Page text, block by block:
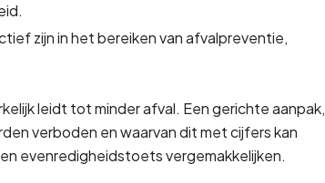
zijn in het bereiken van afvalpreventie,
leidt tot minder afval. Een gerichte aanpak,
verboden en waarvan dit met cijfers kan
evenredigheidstoets vergemakkelijken.